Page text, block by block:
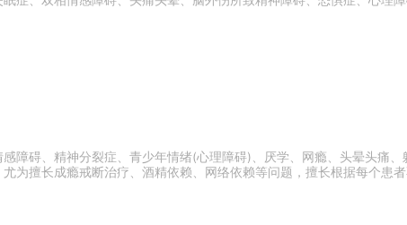
障碍、精神分裂症、青少年情绪(心理障碍)、厌学、网瘾、头晕头痛
为擅长成瘾戒断治疗、酒精依赖、网络依赖等问题，擅长根据每个患
案。